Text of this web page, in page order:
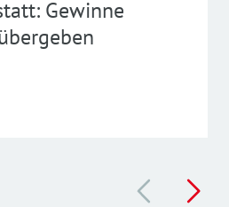
Gewinne